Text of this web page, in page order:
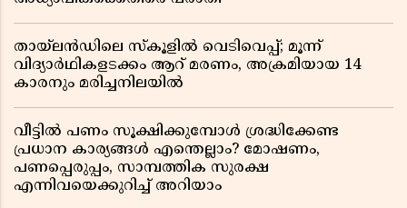
തായ്‌ലൻഡിലെ സ്‌കൂളിൽ വെടിവെപ്പ്; മൂന്ന്
വിദ്യാർഥികളടക്കം ആറ് മരണം, അക്രമിയായ 14
കാരനും മരിച്ചനിലയിൽ
വീട്ടിൽ പണം സൂക്ഷിക്കുമ്പോൾ ശ്രദ്ധിക്കേണ്ട
പ്രധാന കാര്യങ്ങൾ എന്തെല്ലാം? മോഷണം,
പണപ്പെരുപ്പം, സാമ്പത്തിക സുരക്ഷ
എന്നിവയെക്കുറിച്ച് അറിയാം